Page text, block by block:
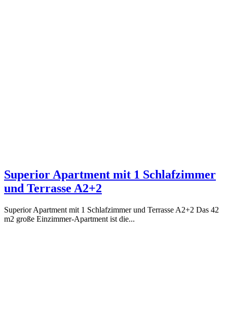
Superior Apartment mit 1 Schlafzimmer
und Terrasse A2+2
Superior Apartment mit 1 Schlafzimmer und Terrasse A2+2 Das 42
m2 große Einzimmer-Apartment ist die...